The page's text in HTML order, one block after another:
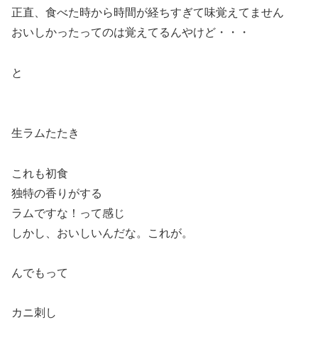
正直、食べた時から時間が経ちすぎて味覚えてません
おいしかったってのは覚えてるんやけど・・・
と
生ラムたたき
これも初食
独特の香りがする
ラムですな！って感じ
しかし、おいしいんだな。これが。
んでもって
カニ刺し